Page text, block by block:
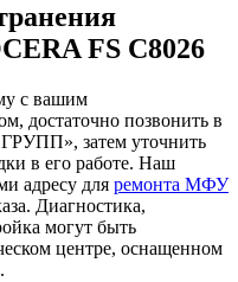
FS C8026
с вашим
достаточно позвонить в
затем уточнить
в его работе. Наш
адресу для ремонта МФУ
Диагностика,
могут быть
центре, оснащенном